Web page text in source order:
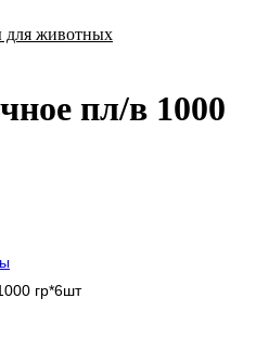
для животных
пл/в 1000
гр*6шт